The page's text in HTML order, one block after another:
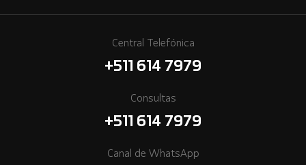
Central Telefónica
+511 614 7979
Consultas
+511 614 7979
Canal de WhatsApp